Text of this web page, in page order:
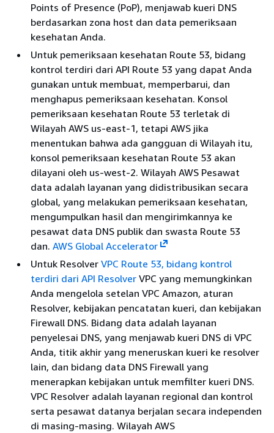
Points of Presence (PoP), menjawab kueri DNS
berdasarkan zona host dan data pemeriksaan
kesehatan Anda.
Untuk pemeriksaan kesehatan Route 53, bidang
kontrol terdiri dari API Route 53 yang dapat Anda
gunakan untuk membuat, memperbarui, dan
menghapus pemeriksaan kesehatan. Konsol
pemeriksaan kesehatan Route 53 terletak di
Wilayah AWS us-east-1, tetapi AWS jika
menentukan bahwa ada gangguan di Wilayah itu,
konsol pemeriksaan kesehatan Route 53 akan
dilayani oleh us-west-2. Wilayah AWS Pesawat
data adalah layanan yang didistribusikan secara
global, yang melakukan pemeriksaan kesehatan,
mengumpulkan hasil dan mengirimkannya ke
pesawat data DNS publik dan swasta Route 53
dan. AWS Global Accelerator
Untuk Resolver VPC Route 53, bidang kontrol
terdiri dari API Resolver VPC yang memungkinkan
Anda mengelola setelan VPC Amazon, aturan
Resolver, kebijakan pencatatan kueri, dan kebijakan
Firewall DNS. Bidang data adalah layanan
penyelesai DNS, yang menjawab kueri DNS di VPC
Anda, titik akhir yang meneruskan kueri ke resolver
lain, dan bidang data DNS Firewall yang
menerapkan kebijakan untuk memfilter kueri DNS.
VPC Resolver adalah layanan regional dan kontrol
serta pesawat datanya berjalan secara independen
di masing-masing. Wilayah AWS